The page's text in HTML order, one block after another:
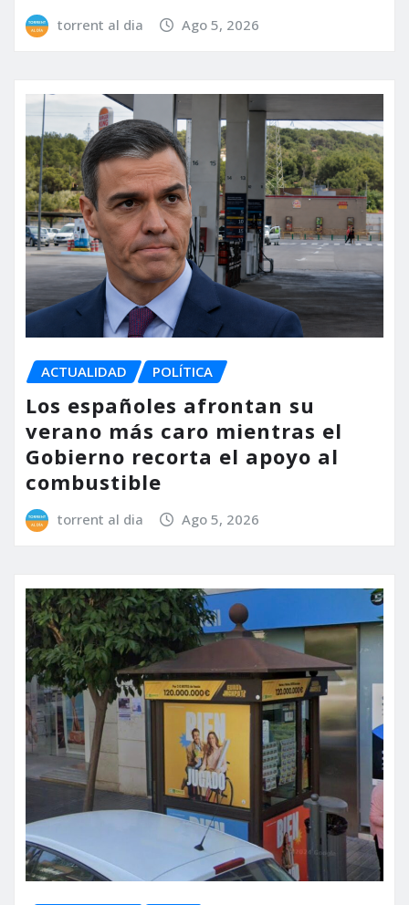
torrent al dia Ago 5, 2026
ACTUALIDAD POLÍTICA
Los españoles afrontan su
verano más caro mientras el
Gobierno recorta el apoyo al
combustible
torrent al dia Ago 5, 2026